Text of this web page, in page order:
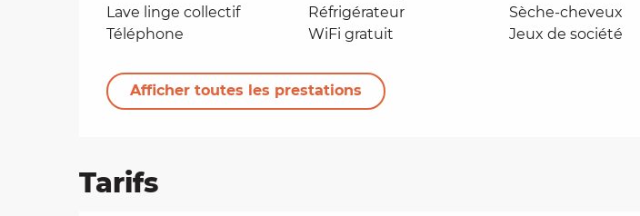
Lave linge collectif
Réfrigérateur
Sèche-cheveux
Téléphone
WiFi gratuit Jeux de société
Afficher toutes les prestations
Tarifs